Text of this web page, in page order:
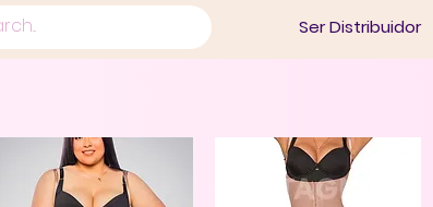
Ser Distribuidor